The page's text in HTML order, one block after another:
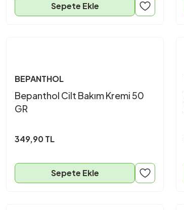
Sepete Ekle
BEPANTHOL
Bepanthol Cilt Bakım Kremi 50
GR
349,90 TL
Sepete Ekle